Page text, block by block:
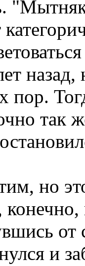
назад,
пор.
так
но
и